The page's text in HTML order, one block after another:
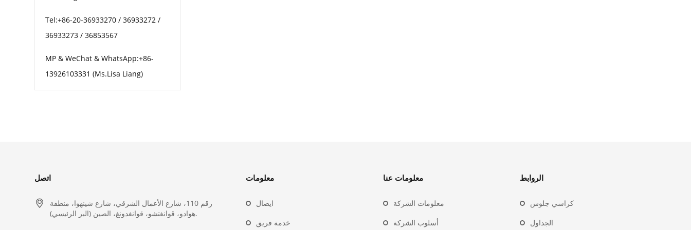
Tel:+86-20-36933270 / 36933272 /
36933273 / 36853567
MP & WeChat & WhatsApp:+86-
13926103331 (Ms.Lisa Liang)
اتصل

رقم 110، شارع الأعمال الشرقي، شارع شينهوا، منطقة
هوادو، قوانغتشو، قوانغدونغ، الصين (البر الرئيسي).
معلومات
ايصال
خدمة فريق
معلومات عنا
معلومات الشركة
أسلوب الشركة
الروابط
كراسي جلوس
الجداول